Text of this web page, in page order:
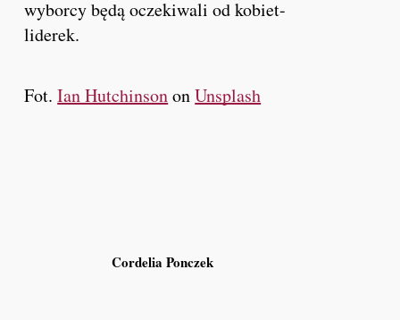
wyborcy będą oczekiwali od kobiet-
liderek.
Fot. Ian HutchinsononUnsplash
Cordelia Ponczek